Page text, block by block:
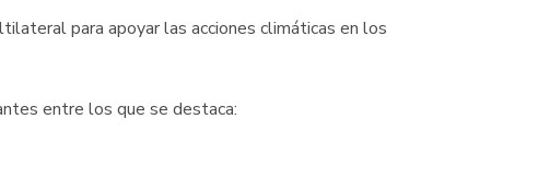
para apoyar las acciones climáticas en los
entre los que se destaca: